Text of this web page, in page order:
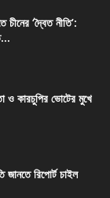
‘দ্বৈত নীতি’:
ও কারচুপির ভোটের মুখে
রিপোর্ট চাইল